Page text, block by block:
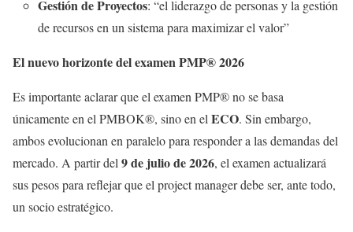
Gestión de Proyectos: “el liderazgo de personas y la gestión
de recursos en un sistema para maximizar el valor”
El nuevo horizonte del examen PMP® 2026
Es importante aclarar que el examen PMP® no se basa
únicamente en el PMBOK®, sino en elECO. Sin embargo,
ambos evolucionan en paralelo para responder a las demandas del
mercado. A partir del9 de julio de 2026, el examen actualizará
sus pesos para reflejar que el project manager debe ser, ante todo,
un socio estratégico.